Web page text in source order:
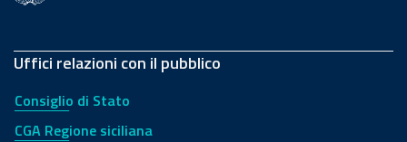
Uffici relazioni con il pubblico
Consiglio di Stato
CGA Regione siciliana